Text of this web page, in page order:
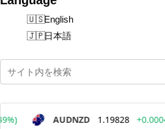
English
日本語